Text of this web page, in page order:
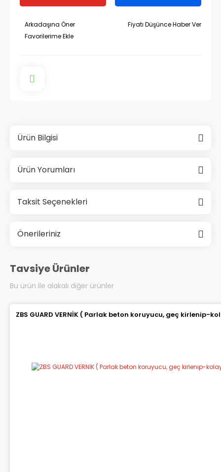
Arkadaşına Öner Fiyatı Düşünce Haber Ver
Ürün Bilgisi
Ürün Yorumları
Taksit Seçenekleri
Önerileriniz
Tavsiye Ürünler
Bu ürün ile alakalı diğer ürünler
ZBS GUARD VERNİK ( Parlak beton koruyucu, geç kirlenip-